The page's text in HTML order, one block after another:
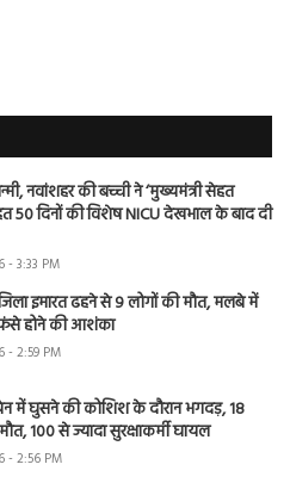
नवांशहर की बच्ची ने ‘मुख्यमंत्री सेहत
50 दिनों की विशेष NICU देखभाल के बाद दी
- 3:33 PM
इमारत ढहने से 9 लोगों की मौत, मलबे में
होने की आशंका
- 2:59 PM
में घुसने की कोशिश के दौरान भगदड़, 18
100 से ज्यादा सुरक्षाकर्मी घायल
- 2:56 PM